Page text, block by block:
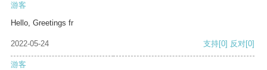
游客
Hello, Greetings fr
2022-05-24 支持[0] 反对[0]
游客